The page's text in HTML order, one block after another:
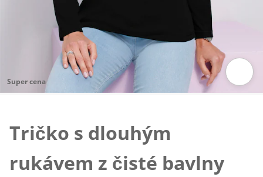
Super cena
Tričko s dlouhým
rukávem z čisté bavlny